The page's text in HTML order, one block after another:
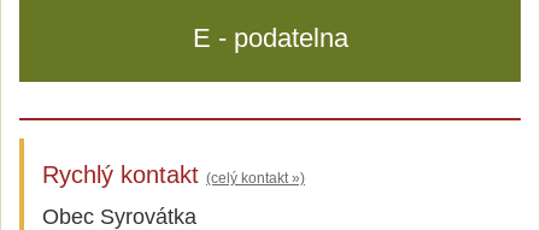
E - podatelna
Rychlý kontakt (celý kontakt »)
Obec Syrovátka